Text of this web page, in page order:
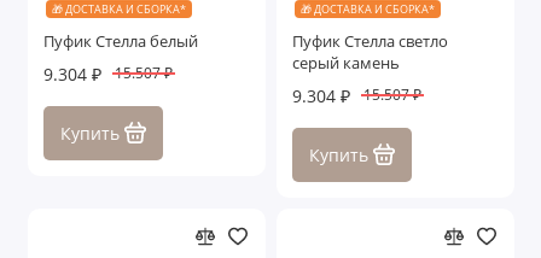
🎁 ДОСТАВКА И СБОРКА*
Пуфик Стелла белый
9.304 ₽ 15.507 ₽
Купить
🎁 ДОСТАВКА И СБОРКА*
Пуфик Стелла светло
серый камень
9.304 ₽ 15.507 ₽
Купить